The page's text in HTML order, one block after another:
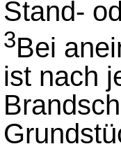
Stand-
3Bei
ist nach